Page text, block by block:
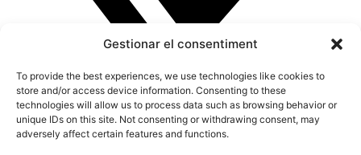
Gestionar el consentiment
To provide the best experiences, we use technologies like cookies to
store and/or access device information. Consenting to these
technologies will allow us to process data such as browsing behavior or
unique IDs on this site. Not consenting or withdrawing consent, may
adversely affect certain features and functions.